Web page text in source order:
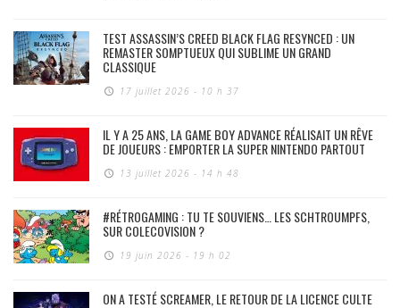
TEST ASSASSIN’S CREED BLACK FLAG RESYNCED : UN
REMASTER SOMPTUEUX QUI SUBLIME UN GRAND
CLASSIQUE
17 juillet 2026 - 10 h 37
IL Y A 25 ANS, LA GAME BOY ADVANCE RÉALISAIT UN RÊVE
DE JOUEURS : EMPORTER LA SUPER NINTENDO PARTOUT
13 juillet 2026 - 14 h 48
#RÉTROGAMING : TU TE SOUVIENS… LES SCHTROUMPFS,
SUR COLECOVISION ?
19 juin 2026 - 19 h 02
ON A TESTÉ SCREAMER, LE RETOUR DE LA LICENCE CULTE